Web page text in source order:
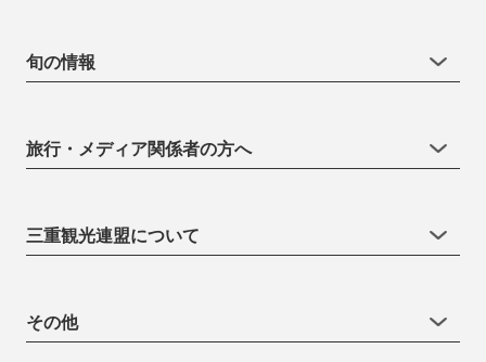
旬の情報
旅行・メディア関係者の方へ
三重観光連盟について
その他